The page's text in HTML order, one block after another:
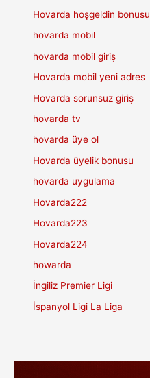
Hovarda hoşgeldin bonusu
hovarda mobil
hovarda mobil giriş
Hovarda mobil yeni adres
Hovarda sorunsuz giriş
hovarda tv
hovarda üye ol
Hovarda üyelik bonusu
hovarda uygulama
Hovarda222
Hovarda223
Hovarda224
howarda
İngiliz Premier Ligi
İspanyol Ligi La Liga